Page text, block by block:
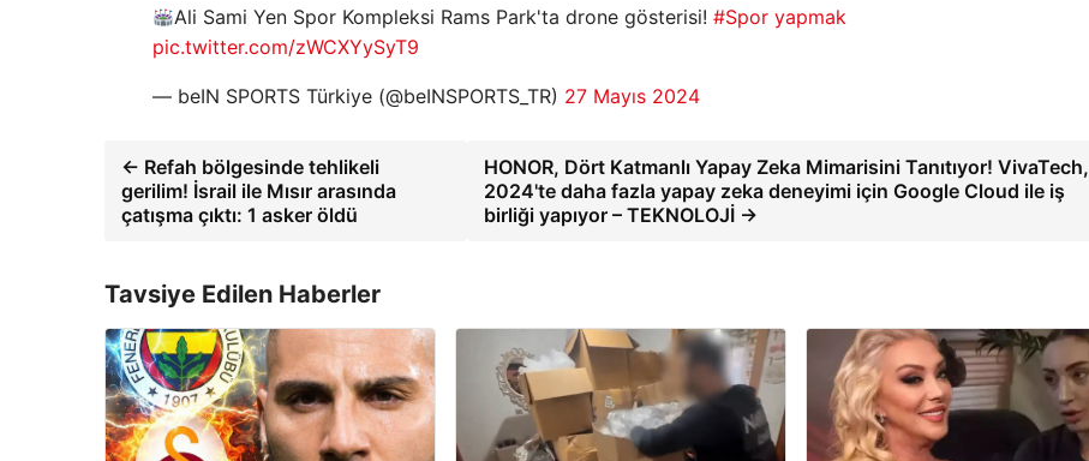
Ali Sami Yen Spor Kompleksi Rams Park'ta drone gösterisi!#Spor yapmak
pic.twitter.com/zWCXYySyT9
— beIN SPORTS Türkiye (@beINSPORTS_TR) 27 Mayıs 2024
← Refah bölgesinde tehlikeli
gerilim! İsrail ile Mısır arasında
çatışma çıktı: 1 asker öldü
HONOR, Dört Katmanlı Yapay Zeka Mimarisini Tanıtıyor! VivaTech,
2024'te daha fazla yapay zeka deneyimi için Google Cloud ile iş
birliği yapıyor – TEKNOLOJİ →
Tavsiye Edilen Haberler